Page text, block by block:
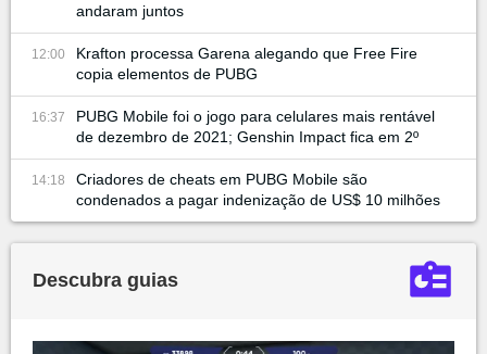
andaram juntos
12:00
Krafton processa Garena alegando que Free Fire
copia elementos de PUBG
16:37
PUBG Mobile foi o jogo para celulares mais rentável
de dezembro de 2021; Genshin Impact fica em 2º
14:18
Criadores de cheats em PUBG Mobile são
condenados a pagar indenização de US$ 10 milhões
Descubra guias